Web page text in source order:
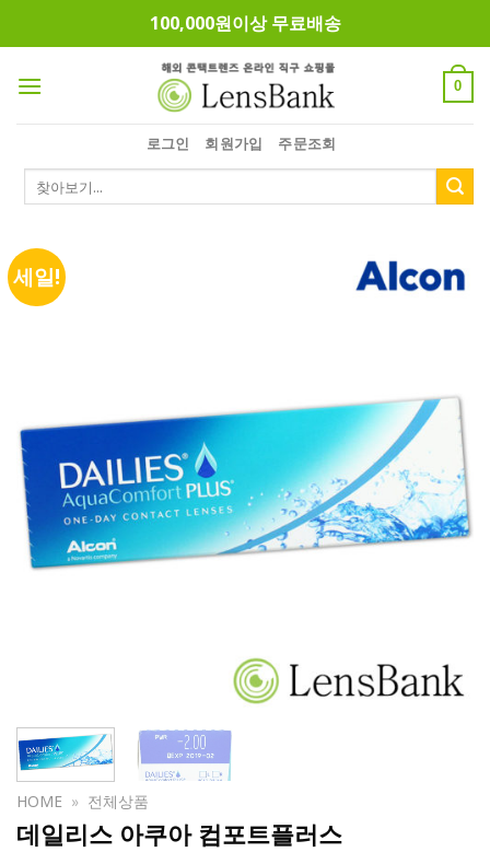
100,000원이상 무료배송
0
로그인 회원가입 주문조회
색:
세일!
HOME » 전체상품
데일리스 아쿠아 컴포트플러스